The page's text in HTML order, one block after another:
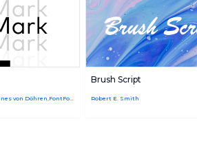
Brush Script
Robert E. Smith